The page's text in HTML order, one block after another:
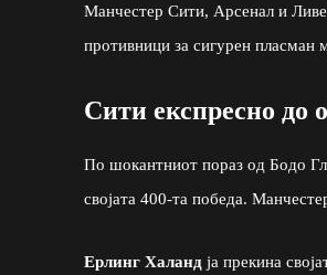
Манчестер Сити, Арсенал и
противници за сигурен пласман
Сити експресно до
По шокантниот пораз од Бодо
својата 400-та победа.
Ерлинг Халанд ја прекина